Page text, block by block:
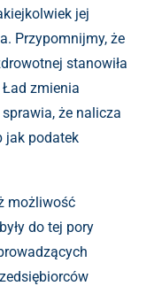
jej
Przypomnijmy, że
stanowiła
zmienia
że nalicza
jak podatek
możliwość
do tej pory